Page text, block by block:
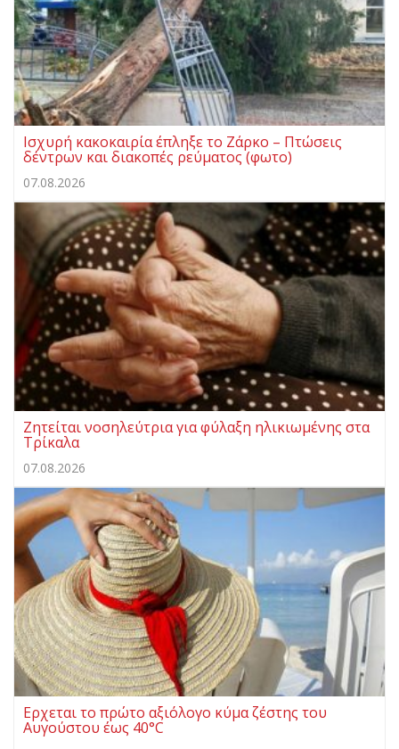
Ισχυρή κακοκαιρία έπληξε το Ζάρκο – Πτώσεις
δέντρων και διακοπές ρεύματος (φωτο)
07.08.2026
Ζητείται νοσηλεύτρια για φύλαξη ηλικιωμένης στα
Τρίκαλα
07.08.2026
Ερχεται το πρώτο αξιόλογο κύμα ζέστης του
Αυγούστου έως 40°C